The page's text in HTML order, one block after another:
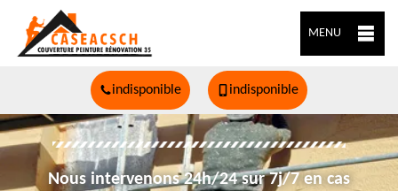
MENU
indisponible indisponible
Nous intervenons 24h/24 sur 7j/7 en cas